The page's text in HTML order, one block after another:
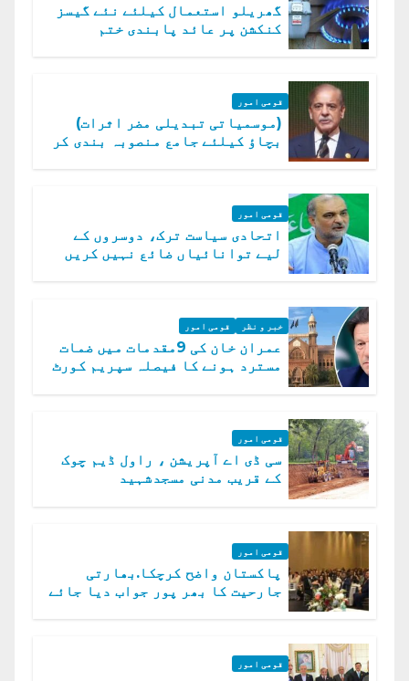
گھریلو استعمال کیلئے نئے گیسز
کنکشن پر عائد پابندی ختم
قومی امور
(موسمیاتی تبدیلی مضر اثرات)
بچاؤ کیلئے جامع منصوبہ بندی کر
قومی امور
اتحادی سیاست ترک، دوسروں کے
لیے توانائیاں ضائع نہیں کریں
خبر و نظر قومی امور
عمران خان کی 9مقدمات میں ضمات
مسترد ہونے کا فیصلہ سپریم کورٹ
قومی امور
سی ڈی اے آپریشن ، راول ڈیم چوک
کے قریب مدنی مسجدشہید
قومی امور
پاکستان واضح کرچکا.بھارتی
جارحیت کا بھر پور جواب دیا جائے
قومی امور